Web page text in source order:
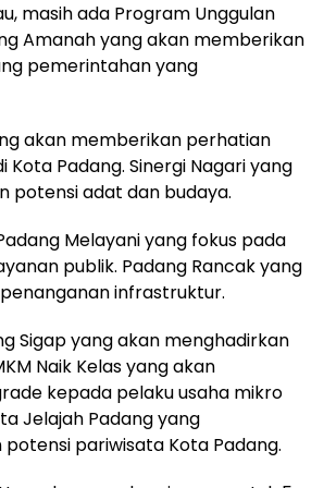
masih ada Program Unggulan
Amanah yang akan memberikan
pemerintahan yang
akan memberikan perhatian
Kota Padang. Sinergi Nagari yang
potensi adat dan budaya.
Melayani yang fokus pada
publik. Padang Rancak yang
infrastruktur.
Sigap yang akan menghadirkan
Naik Kelas yang akan
kepada pelaku usaha mikro
Jelajah Padang yang
pariwisata Kota Padang.